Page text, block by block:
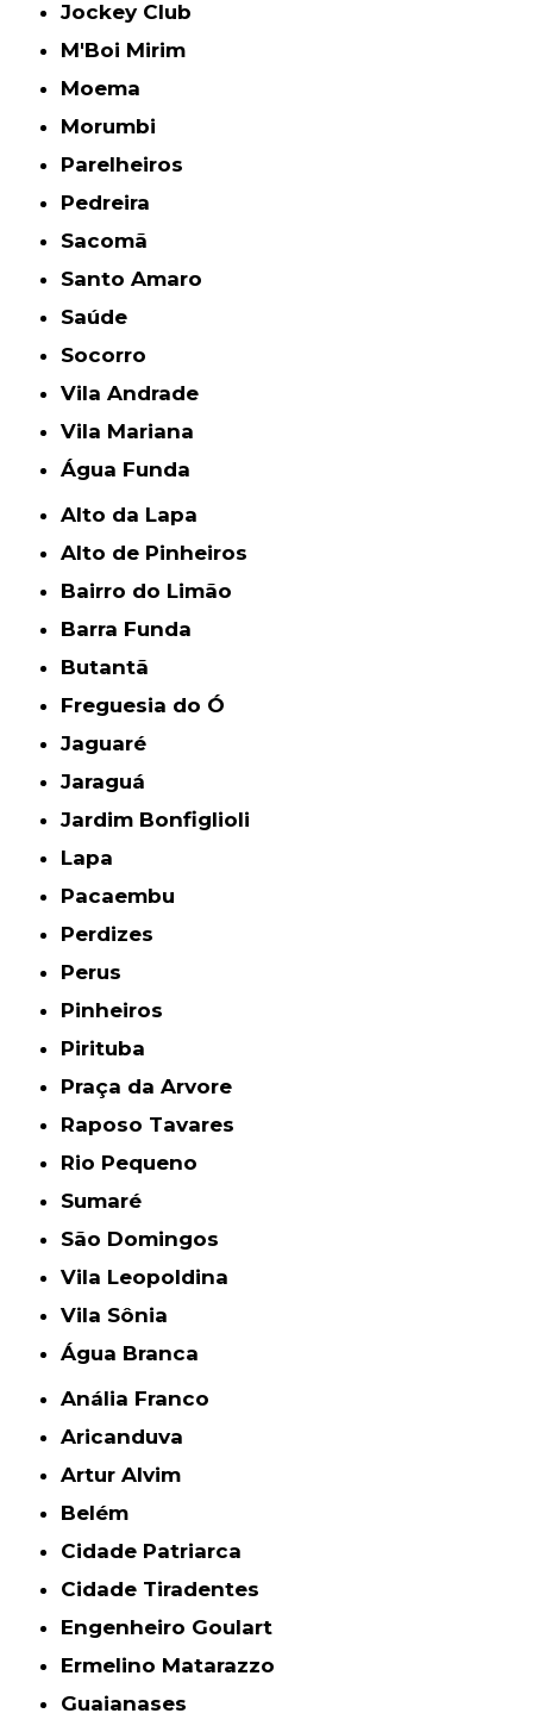
Jockey Club
M'Boi Mirim
Moema
Morumbi
Parelheiros
Pedreira
Sacomã
Santo Amaro
Saúde
Socorro
Vila Andrade
Vila Mariana
Água Funda
Alto da Lapa
Alto de Pinheiros
Bairro do Limão
Barra Funda
Butantã
Freguesia do Ó
Jaguaré
Jaraguá
Jardim Bonfiglioli
Lapa
Pacaembu
Perdizes
Perus
Pinheiros
Pirituba
Praça da Arvore
Raposo Tavares
Rio Pequeno
Sumaré
São Domingos
Vila Leopoldina
Vila Sônia
Água Branca
Anália Franco
Aricanduva
Artur Alvim
Belém
Cidade Patriarca
Cidade Tiradentes
Engenheiro Goulart
Ermelino Matarazzo
Guaianases